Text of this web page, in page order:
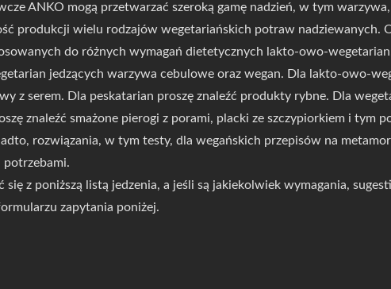
ANKO mogą przetwarzać szeroką gamę nadzień, w tym
produkcji wielu rodzajów wegetariańskich potraw nadziewanych.
do różnych wymagań dietetycznych lakto-owo-
jedzących warzywa cebulowe oraz wegan. Dla lakto-owo-
z serem. Dla peskatarian proszę znaleźć produkty rybne. Dla
znaleźć smażone pierogi z porami, placki ze szczypiorkiem i tym
rozwiązania, w tym testy, dla wegańskich przepisów na
się z poniższą listą jedzenia, a jeśli są jakiekolwiek wymagania,
zapytania poniżej.